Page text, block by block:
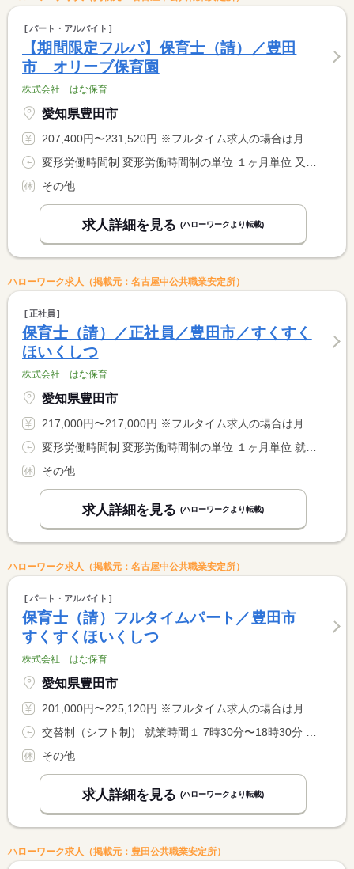
パート・アルバイト
【期間限定フルパ】保育士（請）／豊田
市 オリーブ保育園
株式会社 はな保育
愛知県豊田市
207,400円〜231,520円 ※フルタイム求人の場合は月額（換算額）、パート求人の場合は時間額を表示しています。
その他
求人詳細を見る (ハローワークより転載)
ハローワーク求人（掲載元：名古屋中公共職業安定所）
正社員
保育士（請）／正社員／豊田市／すくすく
ほいくしつ
株式会社 はな保育
愛知県豊田市
217,000円〜217,000円 ※フルタイム求人の場合は月額（換算額）、パート求人の場合は時間額を表示しています。
その他
求人詳細を見る (ハローワークより転載)
ハローワーク求人（掲載元：名古屋中公共職業安定所）
パート・アルバイト
保育士（請）フルタイムパート／豊田市
すくすくほいくしつ
株式会社 はな保育
愛知県豊田市
201,000円〜225,120円 ※フルタイム求人の場合は月額（換算額）、パート求人の場合は時間額を表示しています。
その他
求人詳細を見る (ハローワークより転載)
ハローワーク求人（掲載元：豊田公共職業安定所）